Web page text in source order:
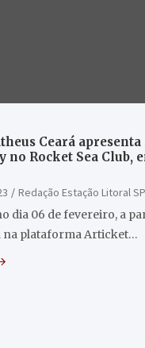
Ceará apresenta
no Rocket Sea Club,
Redação Estação Litoral SP
dia 06 de fevereiro, a
na plataforma Articket…